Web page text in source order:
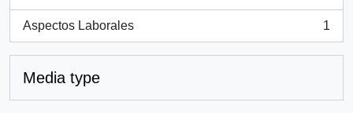
Aspectos Laborales
, 1 results
1
Media type